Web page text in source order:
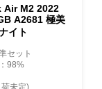
Air M2 2022
A2681 極美
イト
セット
98%
未定)